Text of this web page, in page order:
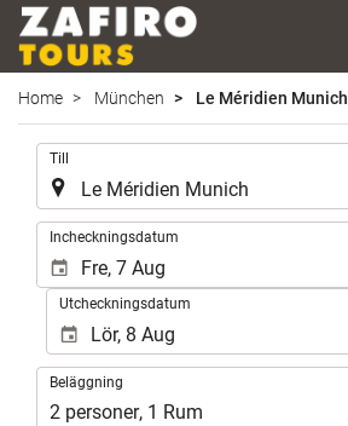
Home München Le Méridien Munich
Till
Incheckningsdatum
Utcheckningsdatum
Beläggning
Beläggning
2 personer, 1 Rum